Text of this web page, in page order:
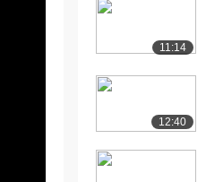
11:14
12:40